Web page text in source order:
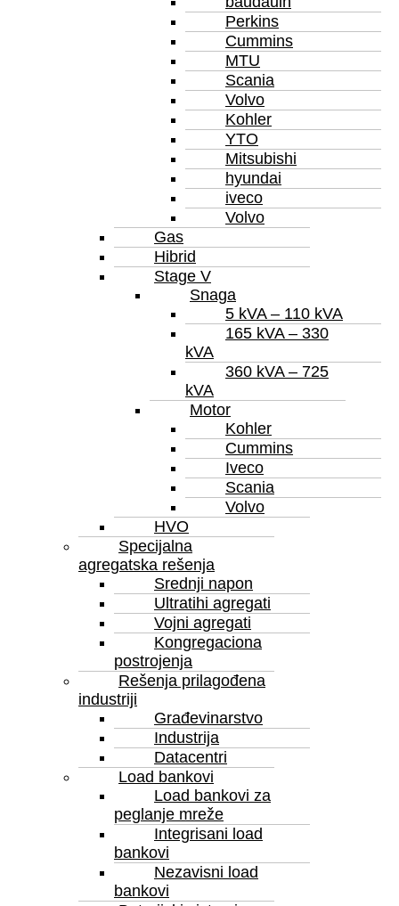
Perkins
Cummins
MTU
Scania
Volvo
Kohler
YTO
Mitsubishi
hyundai
iveco
Volvo
Gas
Hibrid
Stage V
Snaga
5 kVA – 110 kVA
165 kVA – 330
kVA
360 kVA – 725
kVA
Motor
Kohler
Cummins
Iveco
Scania
Volvo
HVO
Specijalna
agregatska rešenja
Srednji napon
Ultratihi agregati
Vojni agregati
Kongregaciona
postrojenja
Rešenja prilagođena
industriji
Grаđevinarstvo
Industrija
Datacentri
Load bankovi
Load bankovi za
peglanje mreže
Integrisani load
bankovi
Nezavisni load
bankovi